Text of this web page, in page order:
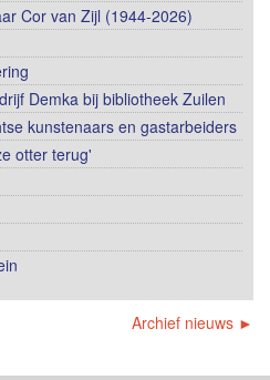
Cor van Zijl (1944-2026)
Demka bij bibliotheek Zuilen
kunstenaars en gastarbeiders
otter terug'
Archief nieuws ►